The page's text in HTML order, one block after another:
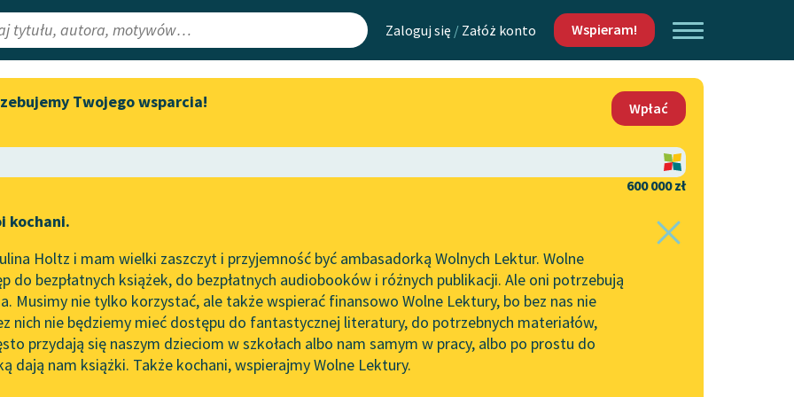
Zaloguj się / Załóż konto Wspieram!
Lektury
redakcyjne
Aktualności
Spotkanie z Katarzyną Tunkiel
do słuchania na Wolnych
Lekturach
Nowy audiobook – „Marzenie
o Oriencie” Sophie Elkan
Kolekcja Nadwyraz.com x
Wolne Lektury – idealna na
Mapa Wolnych Lektur
Leśmianator
API
OAI-PMH
Widget Wolnych Lektur
Kontakt
O projekcie
Zasady wykorzystania
Wolnych Lektur
Logotypy
Materiały promocyjne
Twojego wsparcia!
Wpłać
600 000 zł
kochani.
Holtz i mam wielki zaszczyt i przyjemność być ambasadorką Wolnych Lektur. Wolne
do bezpłatnych książek, do bezpłatnych audiobooków i różnych publikacji. Ale oni potrzebują
Musimy nie tylko korzystać, ale także wspierać finansowo Wolne Lektury, bo bez nas nie
nich nie będziemy mieć dostępu do fantastycznej literatury, do potrzebnych materiałów,
przydają się naszym dzieciom w szkołach albo nam samym w pracy, albo po prostu do
dają nam książki. Także kochani, wspierajmy Wolne Lektury.
Krasicki ✖ Oświecenie✖